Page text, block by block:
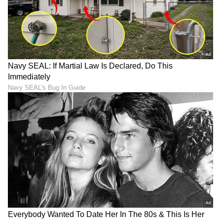
ಹೇಳುತ್ತಾರೆ.
LATEST VIDEOS
ಆರೋಗ್ಯ, ಸೌಂದರ್ಯ, ಫಿಟ್‌ನೆಸ್,ಕಿಚನ್ ಟಿಪ್ಸ್‌
ಸಂಬಂಧ,ಫ್ಯಾಷನ್,ರೆಸಿಪಿಅಪ್ಡೇಟ್‌ಗಳಿಗಾಗಿ
ಏಷ್ಯಾನೆಟ್ ಸುವರ್ಣ ನ್ಯೂಸ್‌ ಫಾಲೋ ಮಾಡಿ.